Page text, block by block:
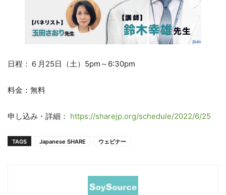
日程：６月25日（土）5pm～6:30pm
料金：無料
申し込み・詳細： https://sharejp.org/schedule/2022/6/25
TAGS Japanese SHARE ウェビナー